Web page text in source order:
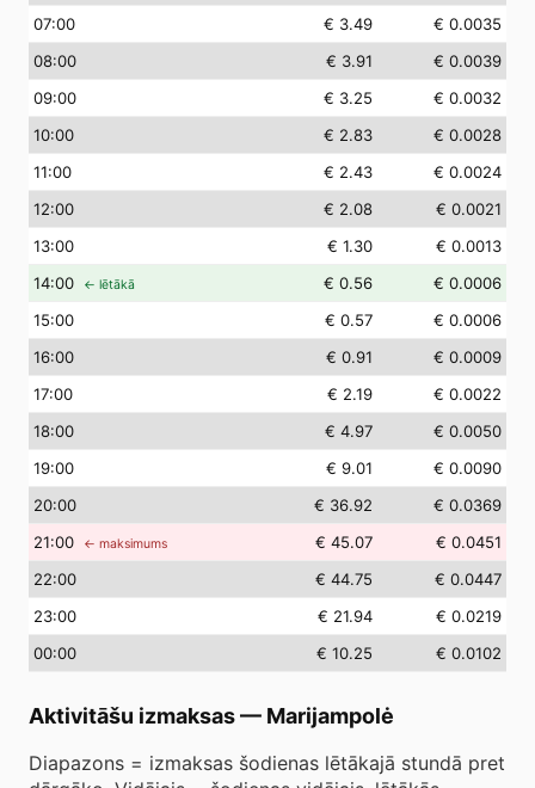
07:00 € 3.49
€ 0.0035
08:00 € 3.91
€ 0.0039
09:00 € 3.25
€ 0.0032
10:00 € 2.83
€ 0.0028
11:00 € 2.43
€ 0.0024
12:00 € 2.08
€ 0.0021
13:00 € 1.30
€ 0.0013
14:00 ← lētākā € 0.56
€ 0.0006
15:00 € 0.57
€ 0.0006
16:00 € 0.91
€ 0.0009
17:00 € 2.19
€ 0.0022
18:00 € 4.97
€ 0.0050
19:00 € 9.01
€ 0.0090
20:00 € 36.92
€ 0.0369
21:00 ← maksimums € 45.07
€ 0.0451
22:00 € 44.75
€ 0.0447
23:00 € 21.94
€ 0.0219
00:00 € 10.25 € 0.0102
Aktivitāšu izmaksas— Marijampolė
Diapazons = izmaksas šodienas lētākajā stundā pret